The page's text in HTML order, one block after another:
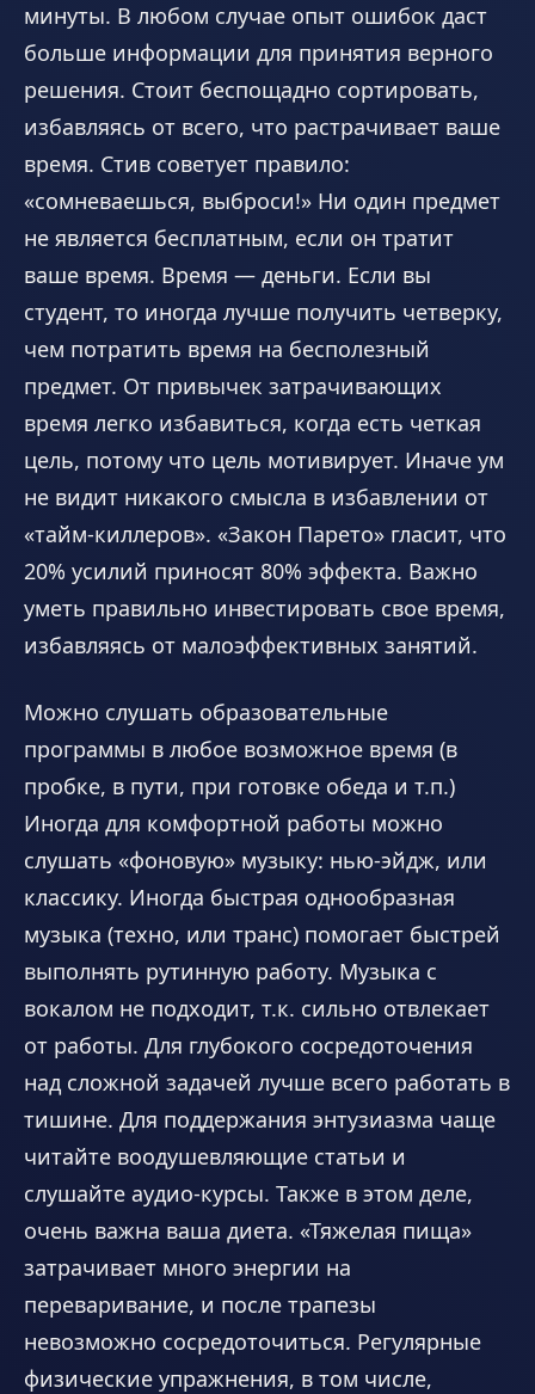
минуты. В любом случае опыт ошибок даст
больше информации для принятия верного
решения. Стоит беспощадно сортировать,
избавляясь от всего, что растрачивает ваше
время. Стив советует правило:
«сомневаешься, выброси!» Ни один предмет
не является бесплатным, если он тратит
ваше время. Время — деньги. Если вы
студент, то иногда лучше получить четверку,
чем потратить время на бесполезный
предмет. От привычек затрачивающих
время легко избавиться, когда есть четкая
цель, потому что цель мотивирует. Иначе ум
не видит никакого смысла в избавлении от
«тайм-киллеров». «Закон Парето» гласит, что
20% усилий приносят 80% эффекта. Важно
уметь правильно инвестировать свое время,
избавляясь от малоэффективных занятий.
Можно слушать образовательные
программы в любое возможное время (в
пробке, в пути, при готовке обеда и т.п.)
Иногда для комфортной работы можно
слушать «фоновую» музыку: нью-эйдж, или
классику. Иногда быстрая однообразная
музыка (техно, или транс) помогает быстрей
выполнять рутинную работу. Музыка с
вокалом не подходит, т.к. сильно отвлекает
от работы. Для глубокого сосредоточения
над сложной задачей лучше всего работать в
тишине. Для поддержания энтузиазма чаще
читайте воодушевляющие статьи и
слушайте аудио-курсы. Также в этом деле,
очень важна ваша диета. «Тяжелая пища»
затрачивает много энергии на
переваривание, и после трапезы
невозможно сосредоточиться. Регулярные
физические упражнения, в том числе,